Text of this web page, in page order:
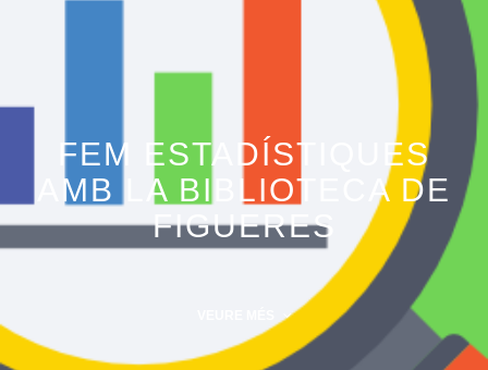
FEM ESTADÍSTIQUES
AMB LA BIBLIOTECA DE
FIGUERES